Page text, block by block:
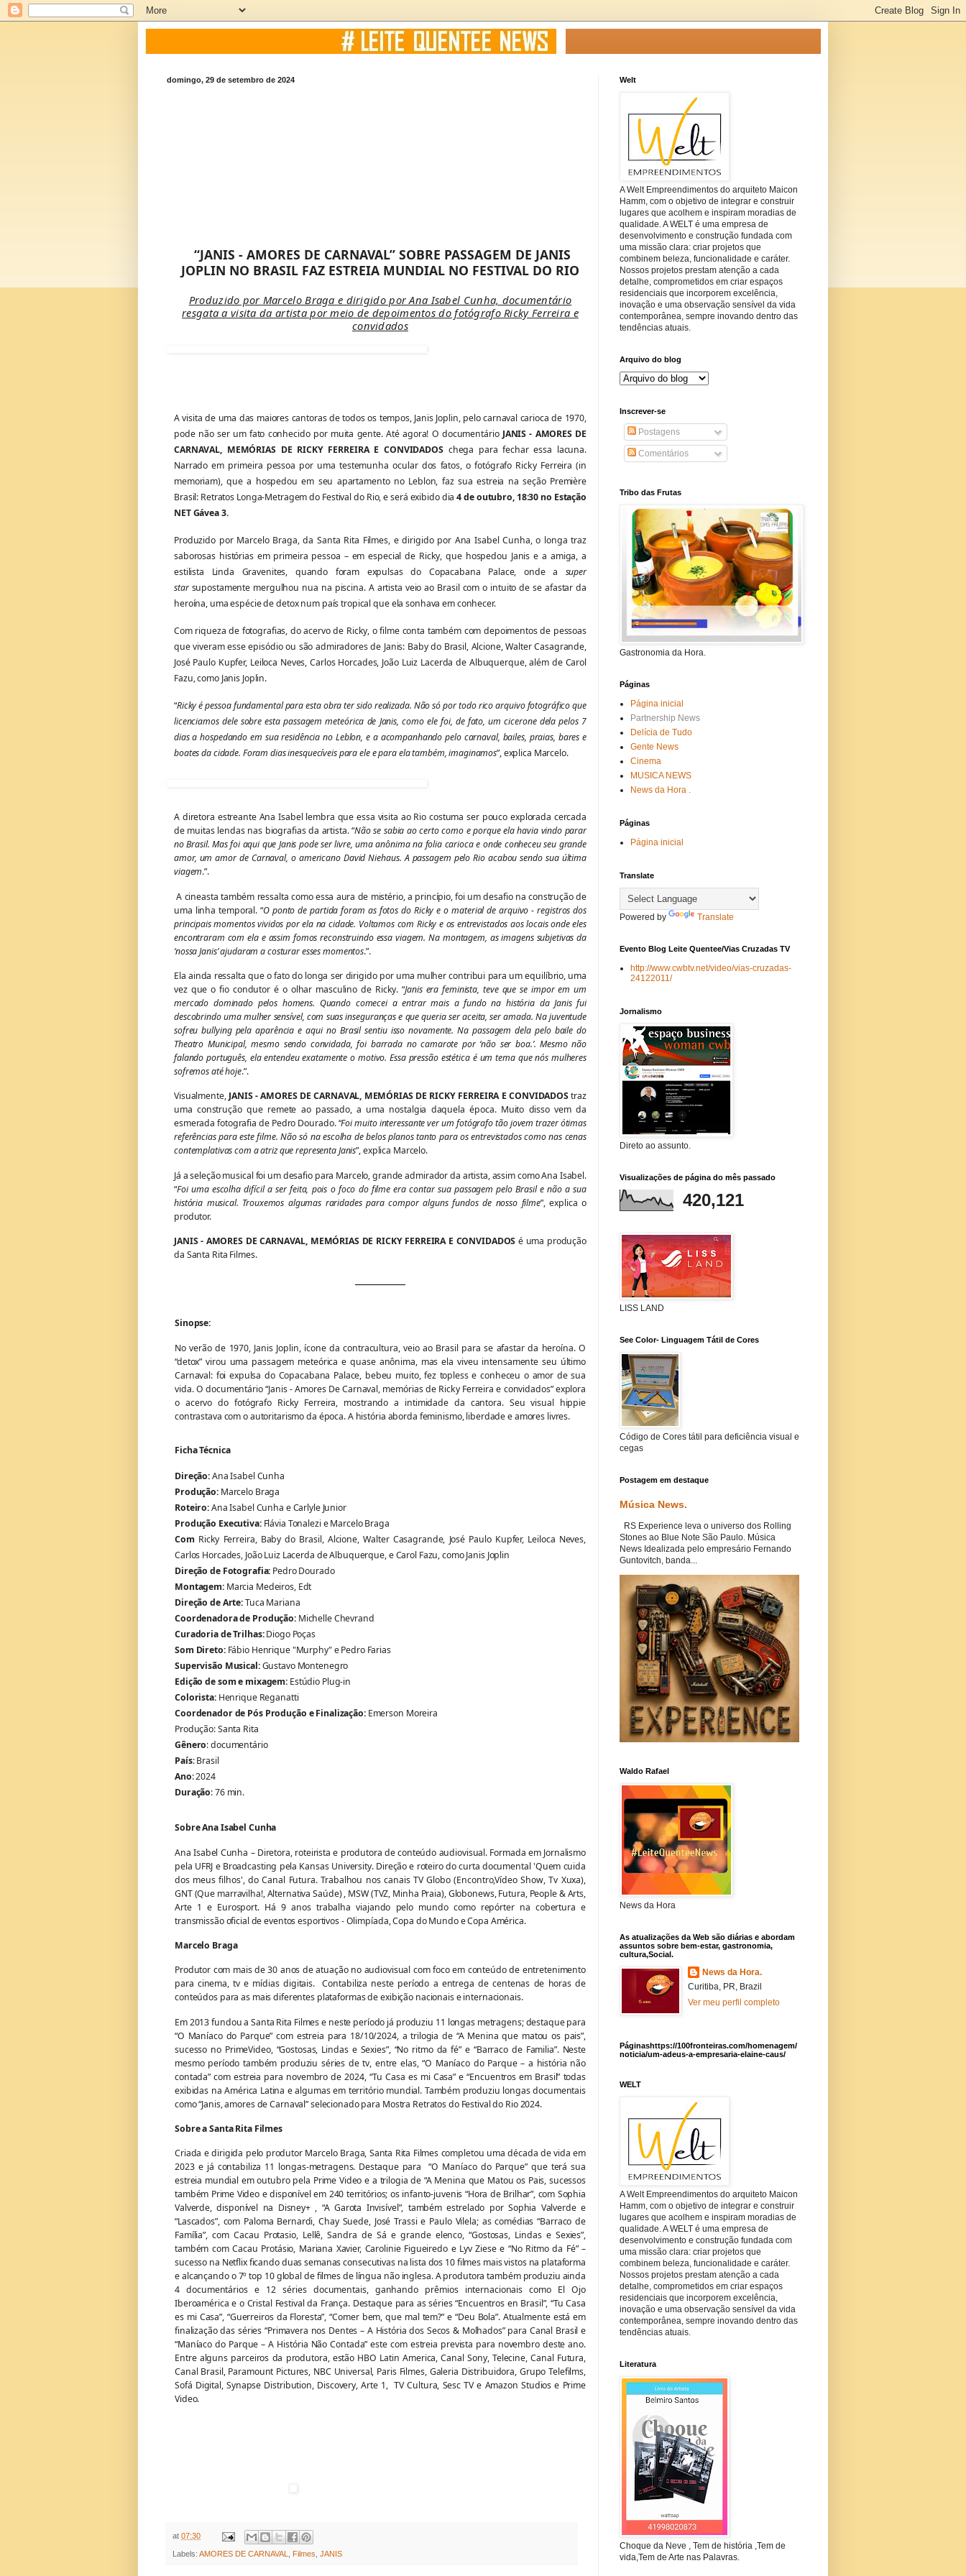
domingo, 29 de setembro de 2024
“JANIS - AMORES DE CARNAVAL” SOBRE PASSAGEM DE JANIS
JOPLIN NO BRASIL FAZ ESTREIA MUNDIAL NO FESTIVAL DO RIO
Produzido por Marcelo Braga e dirigido por Ana Isabel Cunha, documentário
resgata a visita da artista por meio de depoimentos do fotógrafo Ricky Ferreira e
convidados
A visita de uma das maiores cantoras de todos os tempos, Janis Joplin, pelo carnaval carioca de 1970,
pode não ser um fato conhecido por muita gente. Até agora! O documentário JANIS - AMORES DE
CARNAVAL, MEMÓRIAS DE RICKY FERREIRA E CONVIDADOSchega para fechar essa lacuna.
Narrado em primeira pessoa por uma testemunha ocular dos fatos, o fotógrafo Ricky Ferreira (in
memoriam), que a hospedou em seu apartamento no Leblon, faz sua estreia na seção Première
Brasil: Retratos Longa-Metragem do Festival do Rio, e será exibido dia4 de outubro, 18:30 no Estação
NET Gávea 3.
Produzido por Marcelo Braga, da Santa Rita Filmes, e dirigido por Ana Isabel Cunha, o longa traz
saborosas histórias em primeira pessoa – em especial de Ricky, que hospedou Janis e a amiga, a
estilista Linda Gravenites, quando foram expulsas do Copacabana Palace, onde a super
starsupostamente mergulhou nua na piscina. A artista veio ao Brasil com o intuito de se afastar da
heroína, uma espécie de detox num país tropical que ela sonhava em conhecer.
Com riqueza de fotografias, do acervo de Ricky, o filme conta também com depoimentos de pessoas
que viveram esse episódio ou são admiradores de Janis: Baby do Brasil, Alcione, Walter Casagrande,
José Paulo Kupfer, Leiloca Neves, Carlos Horcades, João Luiz Lacerda de Albuquerque, além de Carol
Fazu, como Janis Joplin.
“Ricky é pessoa fundamental para esta obra ter sido realizada. Não só por todo rico arquivo fotográfico que
licenciamos dele sobre esta passagem meteórica de Janis, como ele foi, de fato, um cicerone dela pelos 7
dias a hospedando em sua residência no Leblon, e a acompanhando pelo carnaval, bailes, praias, bares e
boates da cidade. Foram dias inesquecíveis para ele e para ela também, imaginamos”, explica Marcelo.
A diretora estreante Ana Isabel lembra que essa visita ao Rio costuma ser pouco explorada cercada
de muitas lendas nas biografias da artista. “Não se sabia ao certo como e porque ela havia vindo parar
no Brasil. Mas foi aqui que Janis pode ser livre, uma anônima na folia carioca e onde conheceu seu grande
amor, um amor de Carnaval, o americano David Niehaus. A passagem pelo Rio acabou sendo sua última
viagem.”.
A cineasta também ressalta como essa aura de mistério, a princípio, foi um desafio na construção de
uma linha temporal. “O ponto de partida foram as fotos do Ricky e o material de arquivo - registros dos
principais momentos vividos por ela na cidade. Voltamos com Ricky e os entrevistados aos locais onde eles
encontraram com ela e assim fomos reconstruindo essa viagem. Na montagem, as imagens subjetivas da
‘nossa Janis’ ajudaram a costurar esses momentos.”.
Ela ainda ressalta que o fato do longa ser dirigido por uma mulher contribui para um equilíbrio, uma
vez que o fio condutor é o olhar masculino de Ricky. “Janis era feminista, teve que se impor em um
mercado dominado pelos homens. Quando comecei a entrar mais a fundo na história da Janis fui
descobrindo uma mulher sensível, com suas inseguranças e que queria ser aceita, ser amada. Na juventude
sofreu bullying pela aparência e aqui no Brasil sentiu isso novamente. Na passagem dela pelo baile do
Theatro Municipal, mesmo sendo convidada, foi barrada no camarote por ‘não ser boa.’. Mesmo não
falando português, ela entendeu exatamente o motivo. Essa pressão estética é um tema que nós mulheres
sofremos até hoje.”.
Visualmente, JANIS - AMORES DE CARNAVAL, MEMÓRIAS DE RICKY FERREIRA E CONVIDADOStraz
uma construção que remete ao passado, a uma nostalgia daquela época. Muito disso vem da
esmerada fotografia de Pedro Dourado. “Foi muito interessante ver um fotógrafo tão jovem trazer ótimas
referências para este filme. Não só na escolha de belos planos tanto para os entrevistados como nas cenas
contemplativas com a atriz que representa Janis”, explica Marcelo.
Já a seleção musical foi um desafio para Marcelo, grande admirador da artista, assim como Ana Isabel.
“Foi uma escolha difícil a ser feita, pois o foco do filme era contar sua passagem pelo Brasil e não a sua
história musical. Trouxemos algumas raridades para compor alguns fundos de nosso filme”, explica o
produtor.
JANIS - AMORES DE CARNAVAL, MEMÓRIAS DE RICKY FERREIRA E CONVIDADOS é uma produção
da Santa Rita Filmes.
Sinopse:
No verão de 1970, Janis Joplin, ícone da contracultura, veio ao Brasil para se afastar da heroína. O
“detox” virou uma passagem meteórica e quase anônima, mas ela viveu intensamente seu último
Carnaval: foi expulsa do Copacabana Palace, bebeu muito, fez topless e conheceu o amor de sua
vida. O documentário “Janis - Amores De Carnaval, memórias de Ricky Ferreira e convidados” explora
o acervo do fotógrafo Ricky Ferreira, mostrando a intimidade da cantora. Seu visual hippie
contrastava com o autoritarismo da época. A história aborda feminismo, liberdade e amores livres.
Ficha Técnica
Direção:Ana Isabel Cunha
Produção: Marcelo Braga
Roteiro:Ana Isabel Cunha e Carlyle Junior
Produção Executiva: Flávia Tonalezi e Marcelo Braga
Com Ricky Ferreira, Baby do Brasil, Alcione, Walter Casagrande, José Paulo Kupfer, Leiloca Neves,
Carlos Horcades, João Luiz Lacerda de Albuquerque, e Carol Fazu, como Janis Joplin
Direção de Fotografia: Pedro Dourado
Montagem: Marcia Medeiros, Edt
Direção de Arte:Tuca Mariana
Coordenadora de Produção: Michelle Chevrand
Curadoria de Trilhas:Diogo Poças
Som Direto: Fábio Henrique "Murphy" e Pedro Farias
Supervisão Musical:Gustavo Montenegro
Edição de som e mixagem: Estúdio Plug-in
Colorista: Henrique Reganatti
Coordenador de Pós Produção e Finalização: Emerson Moreira
Produção: Santa Rita
Gênero: documentário
País: Brasil
Ano: 2024
Duração: 76 min.
Sobre Ana Isabel Cunha
Ana Isabel Cunha – Diretora, roteirista e produtora de conteúdo audiovisual. Formada em Jornalismo
pela UFRJ e Broadcasting pela Kansas University. Direção e roteiro do curta documental 'Quem cuida
dos meus filhos', do Canal Futura. Trabalhou nos canais TV Globo (Encontro,Vídeo Show, Tv Xuxa),
GNT (Que marravilha!, Alternativa Saúde) , MSW (TVZ, Minha Praia), Globonews, Futura, People & Arts,
Arte 1 e Eurosport. Há 9 anos trabalha viajando pelo mundo como repórter na cobertura e
transmissão oficial de eventos esportivos - Olimpíada, Copa do Mundo e Copa América.
Marcelo Braga
Produtor com mais de 30 anos de atuação no audiovisual com foco em conteúdo de entretenimento
para cinema, tv e mídias digitais. Contabiliza neste período a entrega de centenas de horas de
conteúdos para as mais diferentes plataformas de exibição nacionais e internacionais.
Em 2013 fundou a Santa Rita Filmes e neste período já produziu 11 longas metragens; destaque para
“O Maníaco do Parque” com estreia para 18/10/2024, a trilogia de “A Menina que matou os pais”,
sucesso no PrimeVideo, “Gostosas, Lindas e Sexies”, “No ritmo da fé” e “Barraco de Familia”. Neste
mesmo período também produziu séries de tv, entre elas, “O Maníaco do Parque – a história não
contada” com estreia para novembro de 2024, “Tu Casa es mi Casa” e “Encuentros em Brasil” todas
exibidas na América Latina e algumas em território mundial. Também produziu longas documentais
como “Janis, amores de Carnaval” selecionado para Mostra Retratos do Festival do Rio 2024.
Sobre a Santa Rita Filmes
Criada e dirigida pelo produtor Marcelo Braga, Santa Rita Filmes completou uma década de vida em
2023 e já contabiliza 11 longas-metragens. Destaque para “O Maníaco do Parque” que terá sua
estreia mundial em outubro pela Prime Video e a trilogia de “A Menina que Matou os Pais, sucessos
também Prime Video e disponível em 240 territórios; os infanto-juvenis “Hora de Brilhar”, com Sophia
Valverde, disponível na Disney+ , “A Garota Invisível”, também estrelado por Sophia Valverde e
“Lascados”, com Paloma Bernardi, Chay Suede, José Trassi e Paulo Vilela; as comédias “Barraco de
Família”, com Cacau Protasio, Lellê, Sandra de Sá e grande elenco, “Gostosas, Lindas e Sexies”,
também com Cacau Protásio, Mariana Xavier, Carolinie Figueiredo e Lyv Ziese e “No Ritmo da Fé” –
sucesso na Netflix ficando duas semanas consecutivas na lista dos 10 filmes mais vistos na plataforma
e alcançando o 7º top 10 global de filmes de língua não inglesa. A produtora também produziu ainda
4 documentários e 12 séries documentais, ganhando prêmios internacionais como El Ojo
Iberoamérica e o Cristal Festival da França. Destaque para as séries “Encuentros en Brasil”, “Tu Casa
es mi Casa”, “Guerreiros da Floresta”, “Comer bem, que mal tem?” e “Deu Bola”. Atualmente está em
finalização das séries “Primavera nos Dentes – A História dos Secos & Molhados” para Canal Brasil e
“Maníaco do Parque – A História Não Contada” este com estreia prevista para novembro deste ano.
Entre alguns parceiros da produtora, estão HBO Latin America, Canal Sony, Telecine, Canal Futura,
Canal Brasil, Paramount Pictures, NBC Universal, Paris Filmes, Galeria Distribuidora, Grupo Telefilms,
Sofá Digital, Synapse Distribution, Discovery, Arte 1, TV Cultura, Sesc TV e Amazon Studios e Prime
Video.
at 07:30
Labels: AMORES DE CARNAVAL Filmes JANIS
Welt
A Welt Empreendimentos do arquiteto Maicon
Hamm, com o objetivo de integrar e construir
lugares que acolhem e inspiram moradias de
qualidade. A WELT é uma empresa de
desenvolvimento e construção fundada com
uma missão clara: criar projetos que
combinem beleza, funcionalidade e caráter.
Nossos projetos prestam atenção a cada
detalhe, comprometidos em criar espaços
residenciais que incorporem excelência,
inovação e uma observação sensível da vida
contemporânea, sempre inovando dentro das
tendências atuais.
Arquivo do blog
Inscrever-se
Postagens
Comentários
Tribo das Frutas
Gastronomia da Hora.
Páginas
Página inicial
Partnership News
Delícia de Tudo
Gente News
Cinema
MUSICA NEWS
News da Hora .
Páginas
Página inicial
Translate
Powered by Translate
Evento Blog Leite Quentee/Vias Cruzadas TV
http://www.cwbtv.net/video/vias-cruzadas-
24122011/
Jornalismo
Direto ao assunto.
Visualizações de página do mês passado
420,121
LISS LAND
See Color- Linguagem Tátil de Cores
Código de Cores tátil para deficiência visual e
cegas
Postagem em destaque
Música News.
RS Experience leva o universo dos Rolling
Stones ao Blue Note São Paulo. Música
News Idealizada pelo empresário Fernando
Guntovitch, banda...
Waldo Rafael
News da Hora
As atualizações da Web são diárias e abordam
assuntos sobre bem-estar, gastronomia,
cultura,Social.
News da Hora.
Curitiba, PR, Brazil
Ver meu perfil completo
Páginashttps://100fronteiras.com/homenagem/
noticia/um-adeus-a-empresaria-elaine-caus/
WELT
A Welt Empreendimentos do arquiteto Maicon
Hamm, com o objetivo de integrar e construir
lugares que acolhem e inspiram moradias de
qualidade. A WELT é uma empresa de
desenvolvimento e construção fundada com
uma missão clara: criar projetos que
combinem beleza, funcionalidade e caráter.
Nossos projetos prestam atenção a cada
detalhe, comprometidos em criar espaços
residenciais que incorporem excelência,
inovação e uma observação sensível da vida
contemporânea, sempre inovando dentro das
tendências atuais.
Literatura
Choque da Neve , Tem de história ,Tem de
vida,Tem de Arte nas Palavras.